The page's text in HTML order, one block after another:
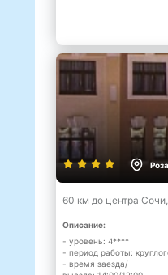
60 км до центра
Описание:
- уровень: 4****
- период работы:
- время заезда/